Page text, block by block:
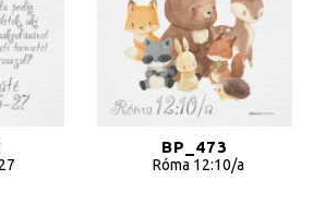
BP_473
Róma 12:10/a